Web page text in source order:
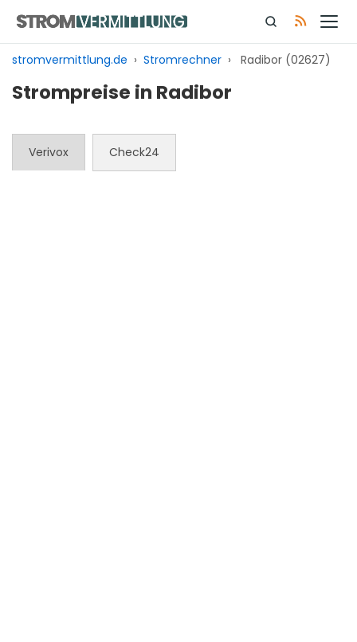
Inhalt
springen
stromvermittlung.de › Stromrechner › Radibor (02627)
Strompreise in Radibor
Verivox Check24